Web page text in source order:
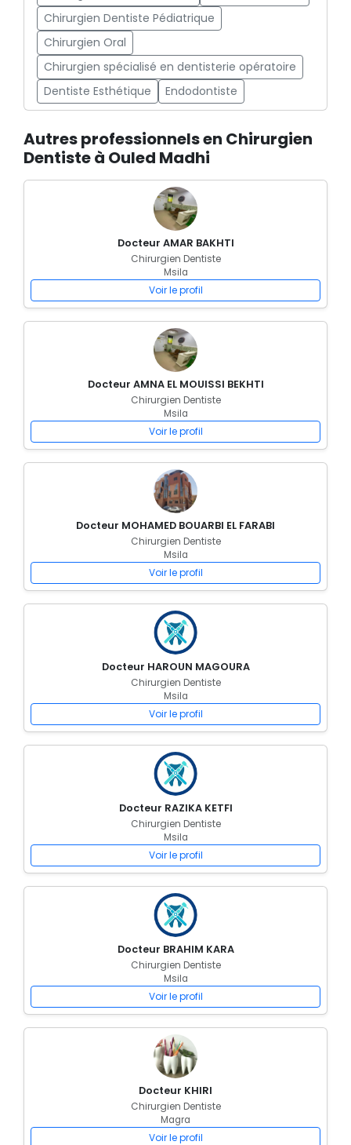
Chirurgien Dentiste Pédiatrique
Chirurgien Oral
Chirurgien spécialisé en dentisterie opératoire
Dentiste Esthétique
Endodontiste
Autres professionnels en Chirurgien
Dentiste à Ouled Madhi
Docteur AMAR BAKHTI
Chirurgien Dentiste
Msila
Voir le profil
Docteur AMNA EL MOUISSI BEKHTI
Chirurgien Dentiste
Msila
Voir le profil
Docteur MOHAMED BOUARBI EL FARABI
Chirurgien Dentiste
Msila
Voir le profil
Docteur HAROUN MAGOURA
Chirurgien Dentiste
Msila
Voir le profil
Docteur RAZIKA KETFI
Chirurgien Dentiste
Msila
Voir le profil
Docteur BRAHIM KARA
Chirurgien Dentiste
Msila
Voir le profil
Docteur KHIRI
Chirurgien Dentiste
Magra
Voir le profil